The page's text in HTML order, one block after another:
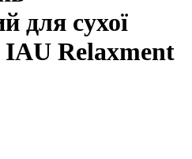
для сухої
Relaxment